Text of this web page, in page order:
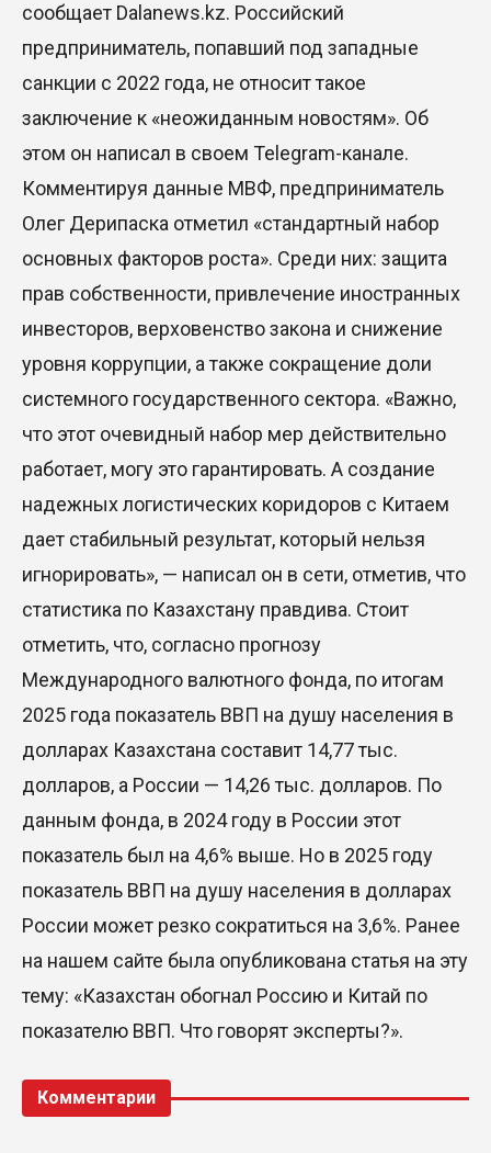
сообщает Dalanews.kz. Российский
предприниматель, попавший под западные
санкции с 2022 года, не относит такое
заключение к «неожиданным новостям». Об
этом он написал в своем Telegram-канале.
Комментируя данные МВФ, предприниматель
Олег Дерипаска отметил «стандартный набор
основных факторов роста». Среди них: защита
прав собственности, привлечение иностранных
инвесторов, верховенство закона и снижение
уровня коррупции, а также сокращение доли
системного государственного сектора. «Важно,
что этот очевидный набор мер действительно
работает, могу это гарантировать. А создание
надежных логистических коридоров с Китаем
дает стабильный результат, который нельзя
игнорировать», — написал он в сети, отметив, что
статистика по Казахстану правдива. Стоит
отметить, что, согласно прогнозу
Международного валютного фонда, по итогам
2025 года показатель ВВП на душу населения в
долларах Казахстана составит 14,77 тыс.
долларов, а России — 14,26 тыс. долларов. По
данным фонда, в 2024 году в России этот
показатель был на 4,6% выше. Но в 2025 году
показатель ВВП на душу населения в долларах
России может резко сократиться на 3,6%. Ранее
на нашем сайте была опубликована статья на эту
тему: «Казахстан обогнал Россию и Китай по
показателю ВВП. Что говорят эксперты?».
Комментарии